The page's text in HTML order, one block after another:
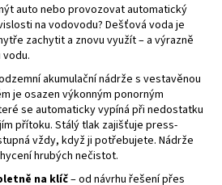
auto nebo provozovat automatický
na vodovodu? Dešťová voda je
zachytit a znovu využít – a výrazně
akumulační nádrže s vestavěnou
je osazen výkonným ponorným
se automaticky vypíná při nedostatku
přítoku. Stálý tlak zajišťuje press-
vždy, když ji potřebujete. Nádrže
hrubých nečistot.
na klíč– od návrhu řešení přes